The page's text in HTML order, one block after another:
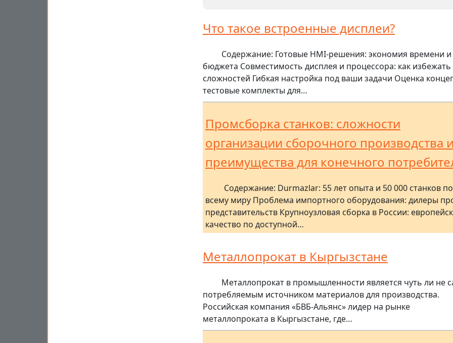
Что такое встроенные дисплеи?
Содержание: Готовые HMI-решения: экономия времени и
бюджета Совместимость дисплея и процессора: как избежать
сложностей Гибкая настройка под ваши задачи Оценка
тестовые комплекты для…
Промсборка станков: сложности
организации сборочного производства и
преимущества для конечного
Содержание: Durmazlar: 55 лет опыта и 50 000 станков по
всему миру Проблема импортного оборудования: дилеры
представительств Крупноузловая сборка в России:
качество по доступной…
Металлопрокат в Кыргызстане
Металлопрокат в промышленности является чуть ли не
потребляемым источником материалов для производства.
Российская компания «БВБ-Альянс» лидер на рынке
металлопроката в Кыргызстане, где…